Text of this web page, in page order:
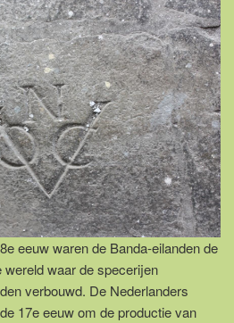
eeuw waren de Banda-eilanden de
wereld waar de specerijen
verbouwd. De Nederlanders
17e eeuw om de productie van